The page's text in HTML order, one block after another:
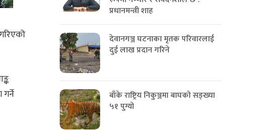
प्रधानमन्त्री शाह
देवानगञ्ज घटनाका मृतक परिवारलाई
दुई लाख प्रदान गरिने
बाँके राष्ट्रिय निकुञ्जमा बाघको सङ्ख्या
५१ पुग्यो